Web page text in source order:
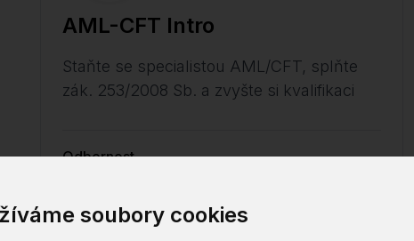
soubory cookies
AML-CFT Intro
Staňte se specialistou AML/CFT, splňte
zák. 253/2008 Sb. a zvyšte si kvalifikaci
Odbornost